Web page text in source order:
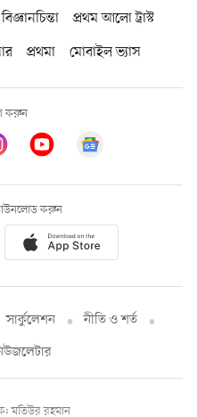
বিজ্ঞানচিন্তা
প্রথম আলো ট্রাস্ট
প্রথমা মোবাইল ভ্যাস
করুন
করুন
সার্কুলেশন
নীতি ও শর্ত
মতিউর রহমান